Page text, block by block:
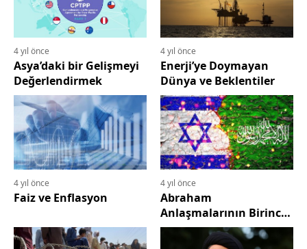
4 yıl önce
Asya’daki bir Gelişmeyi
Değerlendirmek
4 yıl önce
Enerji’ye Doymayan
Dünya ve Beklentiler
4 yıl önce
Faiz ve Enflasyon
4 yıl önce
Abraham
Anlaşmalarının Birinci
Yıldönümü Yaklaşırken